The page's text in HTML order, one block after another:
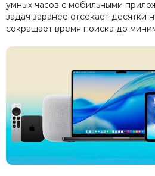
умных часов с мобильными
задач заранее отсекает десятки
сокращает время поиска до